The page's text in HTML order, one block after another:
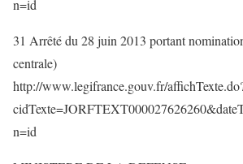
n=id
31 Arrêté du 28 juin 2013 portant
centrale)
http://www.legifrance.gouv.fr/
n=id